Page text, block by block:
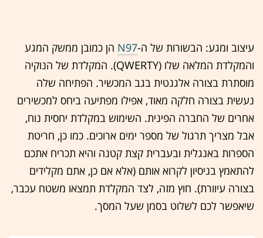
עיצוב ומגע: הבשורות של ה-N97 הן כמובן ממשק המגע
והמקלדת המלאה שלו (QWERTY). המקלדת של הנוקיה
מוסתרת בצורה אלגנטית בגב המכשיר. הפתיחה שלה
נעשית בצורה חלקה מאוד, אפילו מפתיעה ביחס למכשירים
אחרים של החברה הפינית. השימוש במקלדת יחסית נוח,
אבל מצריך תרגול של מספר ימים ארוכים. כמו כן, חריטת
הספרות באנגלית ובעברית קצת קטנה והיא תכריח אתכם
להתאמץ בניסיון לקרוא אותם (אלא אם כן, אתם מקלידים
בצורה עיוורת). חוץ מזה, לצד המקלדת תמצאו משטח עכבר,
שיאפשר לכם לשלוט בסמן שעל המסך.